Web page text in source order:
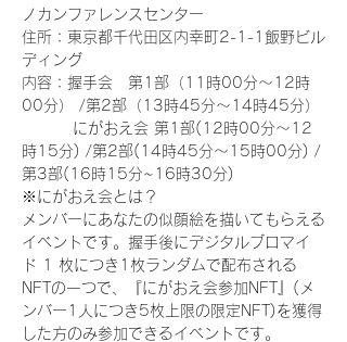
ノカンファレンスセンター
住所：東京都千代田区内幸町2-1-1飯野ビル
ディング
内容：握手会　第1部（11時00分～12時
00分） /第2部（13時45分～14時45分）
にがおえ会 第1部(12時00分～12
時15分) /第2部(14時45分～15時00分) /
第3部(16時15分~16時30分)
※にがおえ会とは？
メンバーにあなたの似顔絵を描いてもらえる
イベントです。握手後にデジタルブロマイ
ド 1 枚につき1枚ランダムで配布される
NFTの一つで、『にがおえ会参加NFT』(メ
ンバー1人につき5枚上限の限定NFT)を獲得
した方のみ参加できるイベントです。